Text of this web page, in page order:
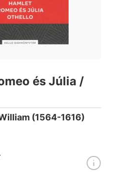
és Júlia /
(1564-1616)